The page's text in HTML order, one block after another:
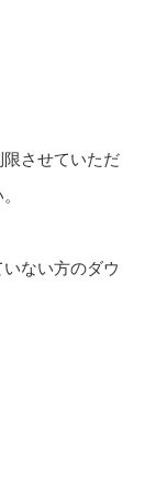
させていただ
ない方のダウ